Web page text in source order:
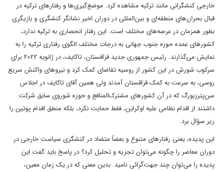
خارجی کنشگرانی مانند ترکیه مشاهده کرد. موضع‌گیری‌ها و رفتارهای ترکیه در
قبال بحران‌های منطقه‌ای و بین‌المللی در دوران اخیر نشانگر کنشگری و بازیگری
بطور همزمان در عرصه‌های مختلف است. این رفتار انحصاری به ترکیه ندارد،
کشورهای عمده حوزه جنوب جهانی به درجات مختلف الگوی رفتاری ترکیه را به
نمایش می‌گذارند. رئیس جمهوری جدید قزاقستان، تاکایف، در ژانویه ۲۰۲۲ برای
سرکوب شورش در این کشور از روسیه تقاضای کمک کرد و نیروهای واکنش سریع
روسی، به سرعت به کمک قزاقستان آمدند ولی همین آقای تاکایف در اجلاس
سن‌پترزبورگ که در آن کشورهای مشترک‌المنافع و حوزه شوروی سابق شرکت
داشتند از اقدام نظامی علیه اوکراین، فقط حمایت نکرد، بلکه منطق اقدام پوتین را
زیر سؤال برد.
این پدیده، یعنی رفتارهای متنوع و بعضاً متضاد در کنشگری سیاست خارجی در
دوران معاصر را چگونه می‌توان تجزیه و تحلیل کرد؟ در پاسخ باید گفت این
پدیده را می‌توان چند جهت‌گرائی نامید. بدین معنی که در یک زمان معین،